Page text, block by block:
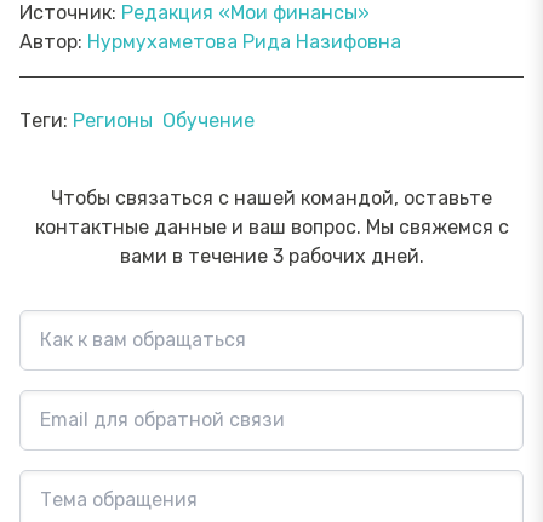
Источник: Редакция «Мои финансы»
Автор: Нурмухаметова Рида Назифовна
Теги: Регионы Обучение
Чтобы связаться с нашей командой, оставьте
контактные данные и ваш вопрос. Мы свяжемся с
вами в течение 3 рабочих дней.